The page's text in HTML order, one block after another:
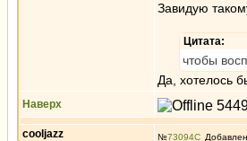
Завидую
Цитата:
чтобы
Да, хотелось
Наверх
cooljazz №73094